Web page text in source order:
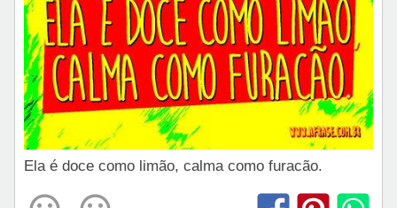
Ela é doce como limão, calma como furacão.